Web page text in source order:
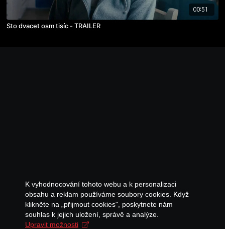
00:51
Sto dvacet osm tisíc - TRAILER
K vyhodnocování tohoto webu a k personalizaci
obsahu a reklam používáme soubory cookies. Když
klikněte na „přijmout cookies", poskytnete nám
souhlas k jejich uložení, správě a analýze.
Upravit možnosti